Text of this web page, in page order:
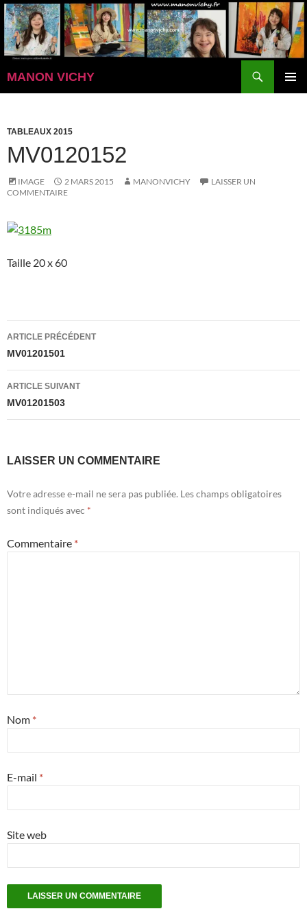
Aller
au
contenu
MANON VICHY
TABLEAUX 2015
MV0120152
IMAGE 2 MARS 2015 MANONVICHY
LAISSER UN
COMMENTAIRE
Taille 20 x 60
Navigation
des
articles
ARTICLE PRÉCÉDENT
MV01201501
ARTICLE SUIVANT
MV01201503
LAISSER UN COMMENTAIRE
Votre adresse e-mail ne sera pas publiée. Les champs obligatoires
sont indiqués avec *
Commentaire *
Nom *
E-mail *
Site web